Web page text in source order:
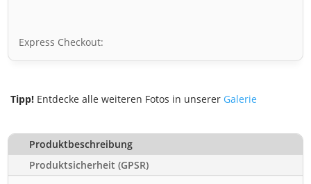
Express Checkout:
Tipp! Entdecke alle weiteren Fotos in unserer Galerie
Produktbeschreibung
Produktsicherheit (GPSR)